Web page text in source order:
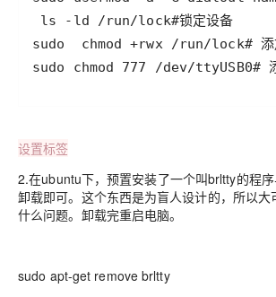
sudo chmod 777 /dev/ttyUSB0# 添
设置标签
2.在ubuntu下，预置安装了一个叫brltty的程序
卸载即可。这个东西是为盲人设计的，所以大
什么问题。卸载完重启电脑。
sudo apt-get remove brltty